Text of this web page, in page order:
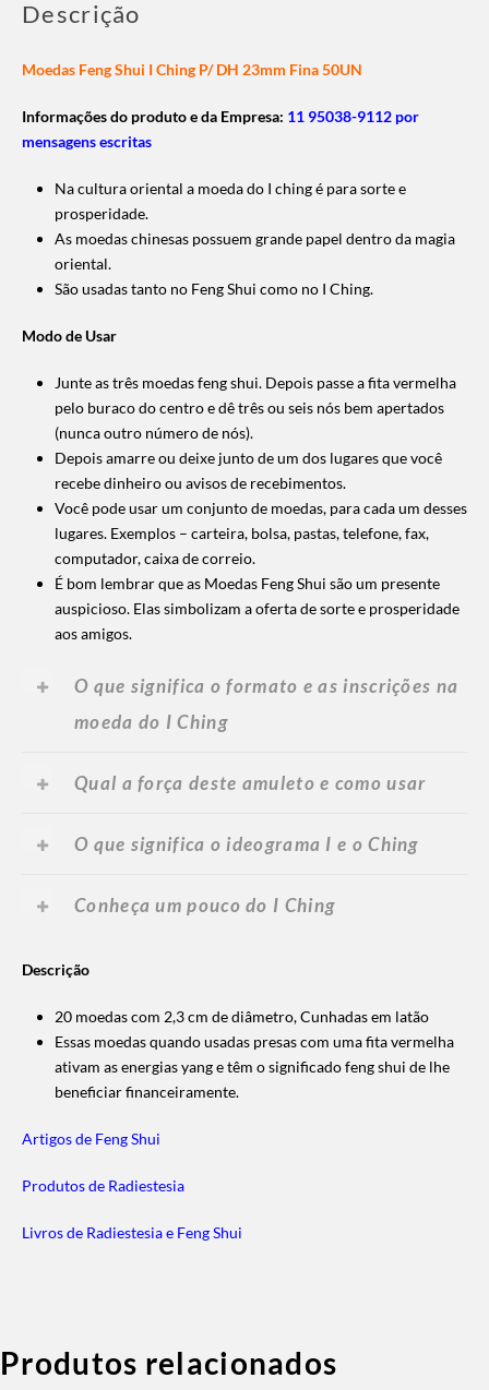
Descrição
Moedas Feng Shui I Ching P/ DH 23mm Fina 50UN
Informações do produto e da Empresa: 11 95038-9112 por
mensagens escritas
Na cultura oriental a moeda do I ching é para sorte e
prosperidade.
As moedas chinesas possuem grande papel dentro da magia
oriental.
São usadas tanto no Feng Shui como no I Ching.
Modo de Usar
Junte as três moedas feng shui. Depois passe a fita vermelha
pelo buraco do centro e dê três ou seis nós bem apertados
(nunca outro número de nós).
Depois amarre ou deixe junto de um dos lugares que você
recebe dinheiro ou avisos de recebimentos.
Você pode usar um conjunto de moedas, para cada um desses
lugares. Exemplos – carteira, bolsa, pastas, telefone, fax,
computador, caixa de correio.
É bom lembrar que as Moedas Feng Shui são um presente
auspicioso. Elas simbolizam a oferta de sorte e prosperidade
aos amigos.
O que significa o formato e as inscrições na
moeda do I Ching
Qual a força deste amuleto e como usar
O que significa o ideograma I e o Ching
Conheça um pouco do I Ching
Descrição
20 moedas com 2,3 cm de diâmetro, Cunhadas em latão
Essas moedas quando usadas presas com uma fita vermelha
ativam as energias yang e têm o significado feng shui de lhe
beneficiar financeiramente.
Artigos de Feng Shui
Produtos de Radiestesia
Livros de Radiestesia e Feng Shui
Produtos relacionados